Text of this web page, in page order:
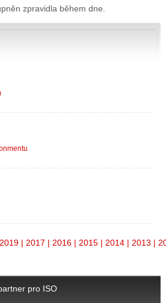
zpravidla během dne.
2019| 2017 | 2016| 2015| 2014| 2013 |
pro ISO